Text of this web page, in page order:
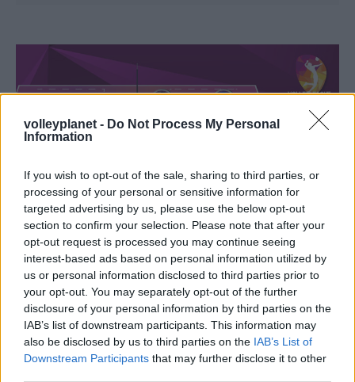
volleyplanet - Do Not Process My Personal
Information
If you wish to opt-out of the sale, sharing to third parties, or
processing of your personal or sensitive information for
targeted advertising by us, please use the below opt-out
section to confirm your selection. Please note that after your
opt-out request is processed you may continue seeing
interest-based ads based on personal information utilized by
us or personal information disclosed to third parties prior to
your opt-out. You may separately opt-out of the further
disclosure of your personal information by third parties on the
IAB’s list of downstream participants. This information may
also be disclosed by us to third parties on the IAB’s List of
Downstream Participants that may further disclose it to other
Α1 ΓΥΝΑΙΚΩΝ 26/11/2018
Η Dream Team της 6ης αγωνιστικής
Η Θέτιδα Βούλας έχει την τιμητική της στην Dream Team
της 6ηςαγωνιστικής καθώς Ξηντάρα και Δρακουλίδου
βρίσκονται στην κορυφαία επτάδα δίνοντας έτσι συνέχεια